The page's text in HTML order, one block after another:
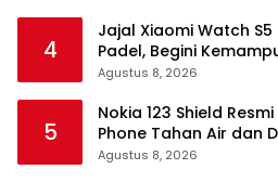
4
Jajal Xiaomi Watch
Padel, Begini
Agustus 8, 2026
5
Nokia 123 Shield
Phone Tahan Air dan
Agustus 8, 2026